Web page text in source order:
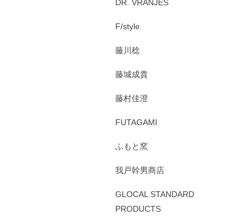
DR. VRANJES
F/style
藤川稔
藤城成貴
藤村佳澄
FUTAGAMI
ふもと窯
我戸幹男商店
GLOCAL STANDARD
PRODUCTS